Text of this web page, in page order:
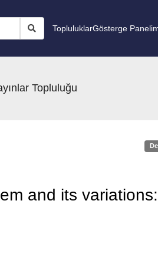
TopluluklarGösterge
Topluluğu
and its